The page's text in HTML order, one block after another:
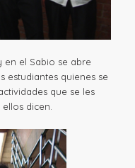
el Sabio se abre
estudiantes quienes se
que se les
dicen.